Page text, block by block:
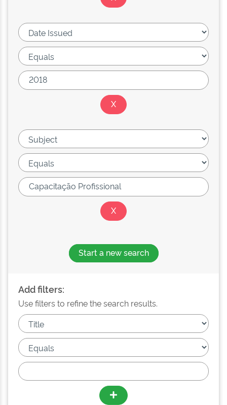
Start a new search
Add filters:
Use filters to refine the search results.